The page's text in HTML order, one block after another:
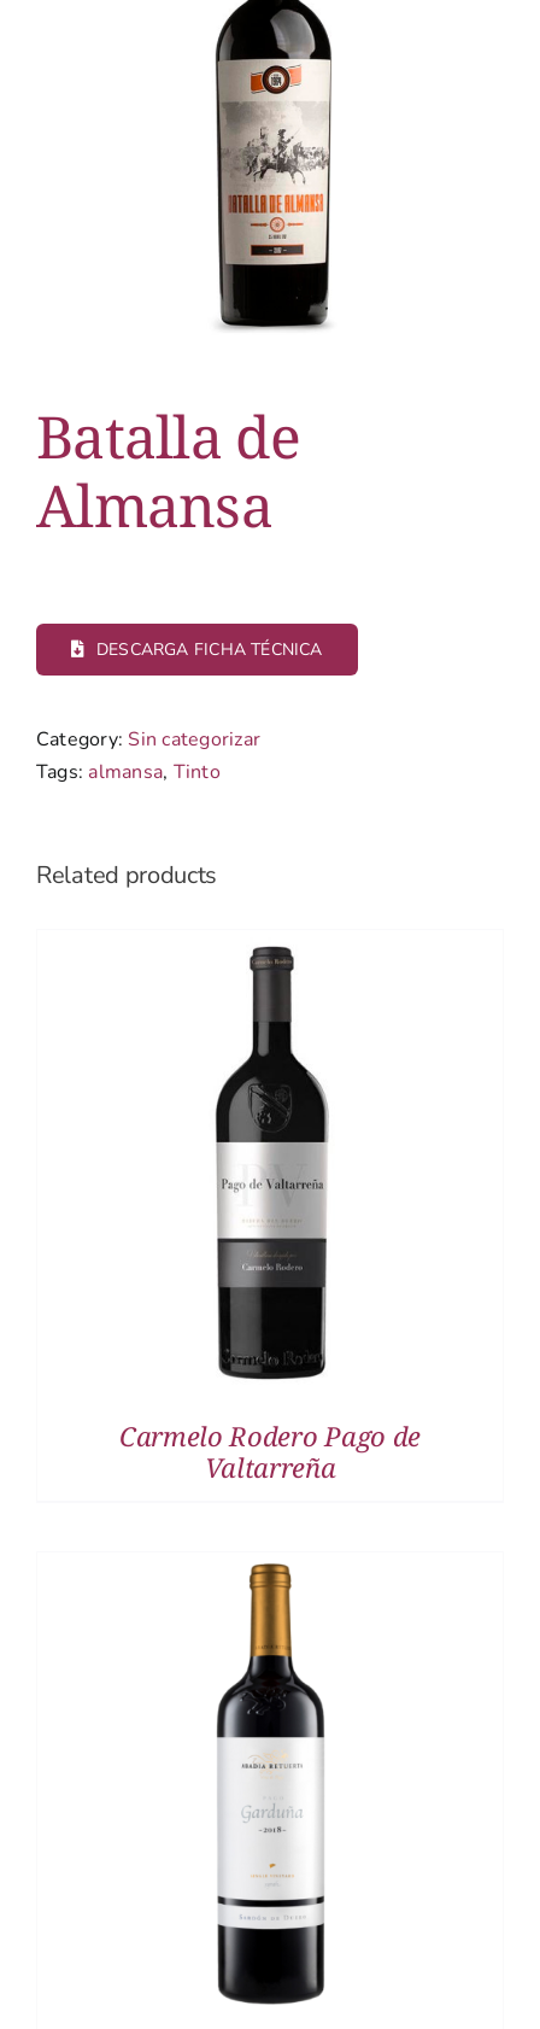
Batalla de
Almansa
DESCARGA FICHA TÉCNICA
Category: Sin categorizar
Tags: almansa, Tinto
Related products
Carmelo Rodero Pago de
Valtarreña